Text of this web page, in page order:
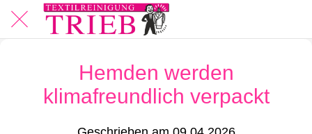
Hemden werden
klimafreundlich verpackt